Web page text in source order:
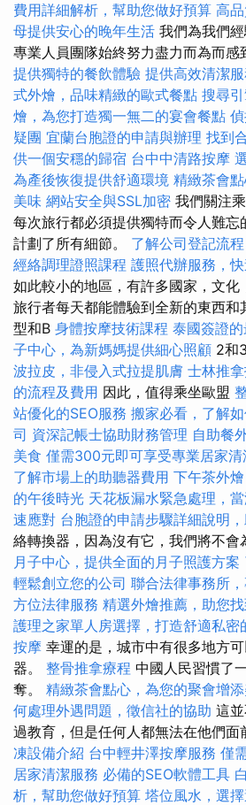
費用詳細解析，幫助您做好預算 高
母提供安心的晚年生活 我們為我們
專業人員團隊始終努力盡力而為而感
提供獨特的餐飲體驗 提供高效清潔
式外燴，品味精緻的歐式餐點 搜尋
燴，為您打造獨一無二的宴會餐點
疑團 宜蘭台胞證的申請與辦理 找到
供一個安穩的歸宿 台中中清路按摩
為產後恢復提供舒適環境 精緻茶會
美味 網站安全與SSL加密 我們關注
每次旅行都必須提供獨特而令人難忘
計劃了所有細節。 了解公司登記流
經絡調理證照課程 護照代辦服務，
如此較小的地區，有許多國家，文化
旅行者每天都能體驗到全新的東西
型和B 身體按摩技術課程 泰國簽證
子中心，為新媽媽提供細心照顧 2和
波拉皮，非侵入式拉提肌膚 士林推
的流程及費用 因此，值得乘坐歐盟
站優化的SEO服務 搬家必看，了解
司 資深記帳士協助財務管理 自助餐
美食 僅需300元即可享受專業居家清
了解市場上的助聽器費用 下午茶外
的午後時光 天花板漏水緊急處理，
速應對 台胞證的申請步驟詳細說明
絡轉換器，因為沒有它，我們將不會
月子中心，提供全面的月子照護方案
輕鬆創立您的公司 聯合法律事務所
方位法律服務 精選外燴推薦，助您
護理之家單人房選擇，打造舒適私密
按摩 幸運的是，城市中有很多地方
器。 整骨推拿療程 中國人民習慣了
奪。 精緻茶會點心，為您的聚會增
何處理外遇問題，徵信社的協助 這
過教育，但是任何人都無法在他們面
凍設備介紹 台中輕井澤按摩服務 僅
居家清潔服務 必備的SEO軟體工具
析，幫助您做好預算 塔位風水，選